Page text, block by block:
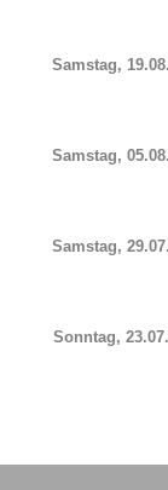
Samstag,
Samstag,
Samstag,
Sonntag,